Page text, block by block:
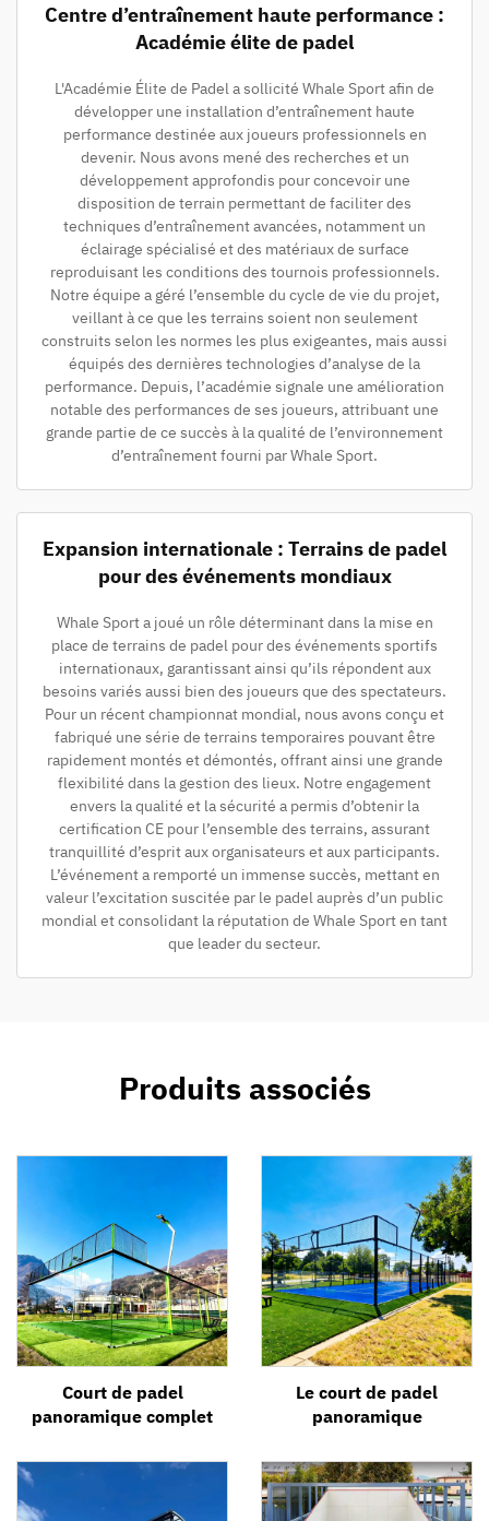
Centre d’entraînement haute performance :
Académie élite de padel
L'Académie Élite de Padel a sollicité Whale Sport afin de
développer une installation d’entraînement haute
performance destinée aux joueurs professionnels en
devenir. Nous avons mené des recherches et un
développement approfondis pour concevoir une
disposition de terrain permettant de faciliter des
techniques d’entraînement avancées, notamment un
éclairage spécialisé et des matériaux de surface
reproduisant les conditions des tournois professionnels.
Notre équipe a géré l’ensemble du cycle de vie du projet,
veillant à ce que les terrains soient non seulement
construits selon les normes les plus exigeantes, mais aussi
équipés des dernières technologies d’analyse de la
performance. Depuis, l’académie signale une amélioration
notable des performances de ses joueurs, attribuant une
grande partie de ce succès à la qualité de l’environnement
d’entraînement fourni par Whale Sport.
Expansion internationale : Terrains de padel
pour des événements mondiaux
Whale Sport a joué un rôle déterminant dans la mise en
place de terrains de padel pour des événements sportifs
internationaux, garantissant ainsi qu’ils répondent aux
besoins variés aussi bien des joueurs que des spectateurs.
Pour un récent championnat mondial, nous avons conçu et
fabriqué une série de terrains temporaires pouvant être
rapidement montés et démontés, offrant ainsi une grande
flexibilité dans la gestion des lieux. Notre engagement
envers la qualité et la sécurité a permis d’obtenir la
certification CE pour l’ensemble des terrains, assurant
tranquillité d’esprit aux organisateurs et aux participants.
L’événement a remporté un immense succès, mettant en
valeur l’excitation suscitée par le padel auprès d’un public
mondial et consolidant la réputation de Whale Sport en tant
que leader du secteur.
Produits associés
Court de padel
panoramique complet
Le court de padel
panoramique